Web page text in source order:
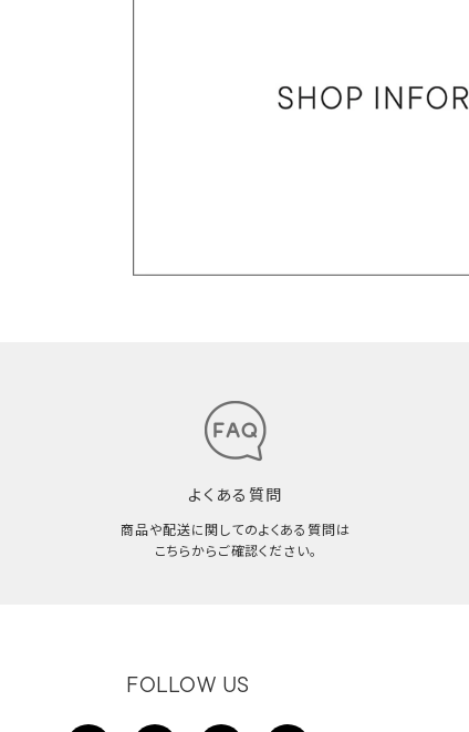
よくある質問
商品や配送に関してのよくある質問は
こちらからご確認ください。
FOLLOW US